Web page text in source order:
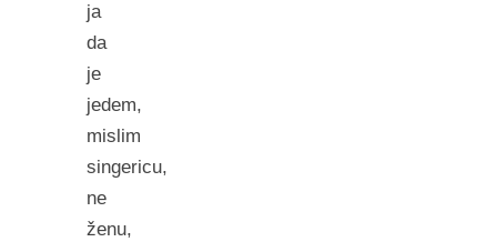
ja
da
je
jedem,
mislim
singericu,
ne
ženu,